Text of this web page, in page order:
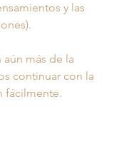
y las
aún más de la
continuar con la
fácilmente.